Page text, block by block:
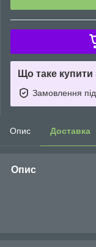
Що таке
Замовлення
Опис Доставка
Опис